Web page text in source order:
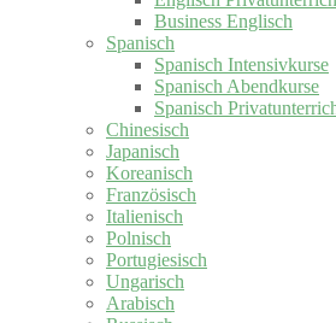
Business Englisch
Spanisch
Spanisch Intensivkurse
Spanisch Abendkurse
Spanisch
Chinesisch
Japanisch
Koreanisch
Französisch
Italienisch
Polnisch
Portugiesisch
Ungarisch
Arabisch